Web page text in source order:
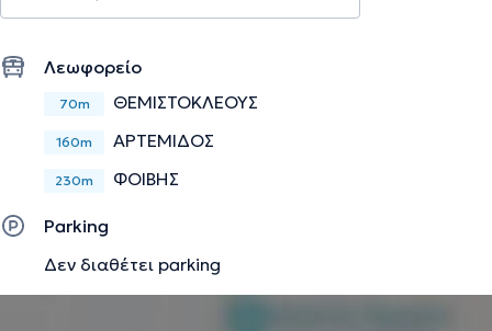
Λεωφορείο
70m ΘΕΜΙΣΤΟΚΛΕΟΥΣ
160m ΑΡΤΕΜΙΔΟΣ
230m ΦΟΙΒΗΣ
Parking
Δεν διαθέτει parking